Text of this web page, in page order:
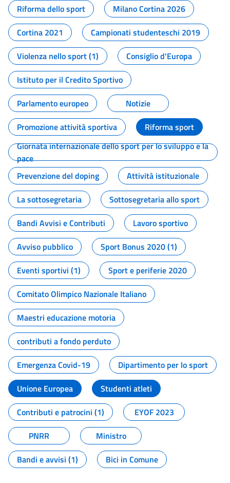
Riforma dello sport
Milano Cortina 2026
Cortina 2021
Campionati studenteschi 2019
Violenza nello sport (1)
Consiglio d'Europa
Istituto per il Credito Sportivo
Parlamento europeo
Notizie
Promozione attività sportiva
Riforma sport
Giornata internazionale dello sport per lo sviluppo e la
pace
Prevenzione del doping
Attività istituzionale
La sottosegretaria
Sottosegretaria allo sport
Bandi Avvisi e Contributi
Lavoro sportivo
Avviso pubblico
Sport Bonus 2020 (1)
Eventi sportivi (1)
Sport e periferie 2020
Comitato Olimpico Nazionale Italiano
Maestri educazione motoria
contributi a fondo perduto
Emergenza Covid-19
Dipartimento per lo sport
Unione Europea
Studenti atleti
Contributi e patrocini (1)
EYOF 2023
PNRR
Ministro
Bandi e avvisi (1)
Bici in Comune